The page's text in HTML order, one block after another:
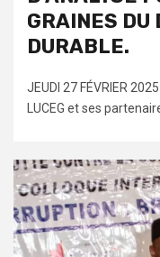
GRAINES DU
DURABLE.
JEUDI 27 FÉVRIER
LUCEG et ses